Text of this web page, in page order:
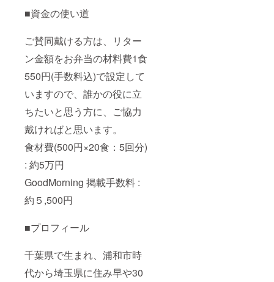
■資金の使い道
ご賛同戴ける方は、リター
ン金額をお弁当の材料費1食
550円(手数料込)で設定して
いますので、誰かの役に立
ちたいと思う方に、ご協力
戴ければと思います。
食材費(500円×20食：5回分)
: 約5万円
GoodMorning 掲載手数料 :
約５,500円
■プロフィール
千葉県で生まれ、浦和市時
代から埼玉県に住み早や30